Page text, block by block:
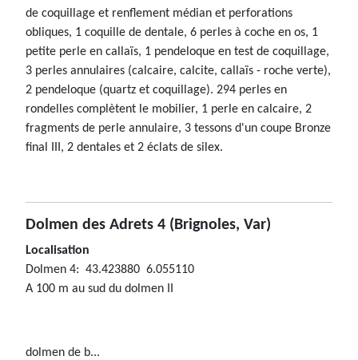
de coquillage et renflement médian et perforations
obliques, 1 coquille de dentale, 6 perles à coche en os, 1
petite perle en callaïs, 1 pendeloque en test de coquillage,
3 perles annulaires (calcaire, calcite, callaïs - roche verte),
2 pendeloque (quartz et coquillage). 294 perles en
rondelles complètent le mobilier, 1 perle en calcaire, 2
fragments de perle annulaire, 3 tessons d'un coupe Bronze
final III, 2 dentales et 2 éclats de silex.
Dolmen des Adrets 4 (Brignoles, Var)
Localisation
Dolmen 4: 43.423880 6.055110
A 100 m au sud du dolmen II
dolmen de b...